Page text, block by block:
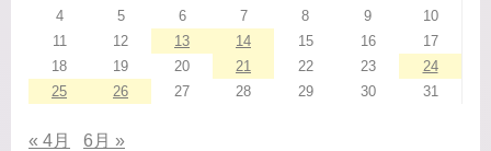
4
5 6 7 8 9
10
11
12 13 14 15 16
17
18
19 20 21 22 23
24
25
26 27 28 29 30 31
« 4月 6月 »